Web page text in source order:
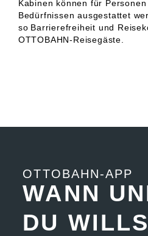
Kabinen können für
Bedürfnissen ausgestattet
so Barrierefreiheit und
OTTOBAHN-Reisegäste.
OTTOBAHN-APP
WANN
DU